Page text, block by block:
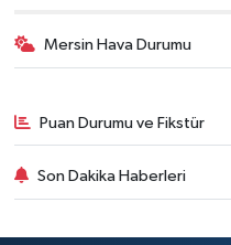
Mersin Hava Durumu
Puan Durumu ve Fikstür
Son Dakika Haberleri